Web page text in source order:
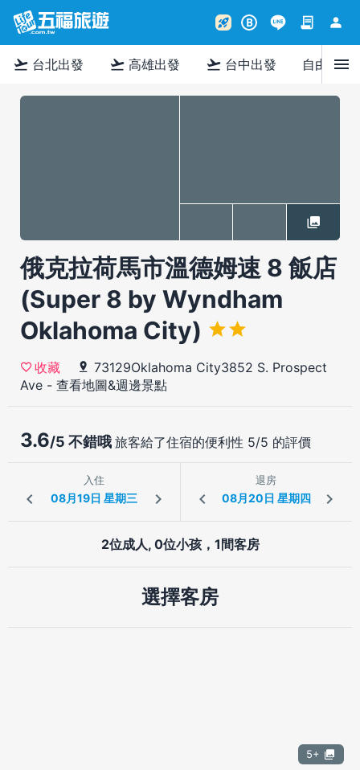
rocket_launch B contract person
flight_takeoff 台北出發 flight_takeoff 高雄出發 flight_takeoff 台中出發 自由行menu
俄克拉荷馬市溫德姆速 8 飯店
(Super 8 by Wyndham
Oklahoma City)
收藏
73129Oklahoma City3852 S. Prospect
Ave - 查看地圖&週邊景點
3.6/5 不錯哦 旅客給了住宿的便利性 5/5 的評價
入住 退房
2位成人, 0位小孩，1間客房
選擇客房
5+